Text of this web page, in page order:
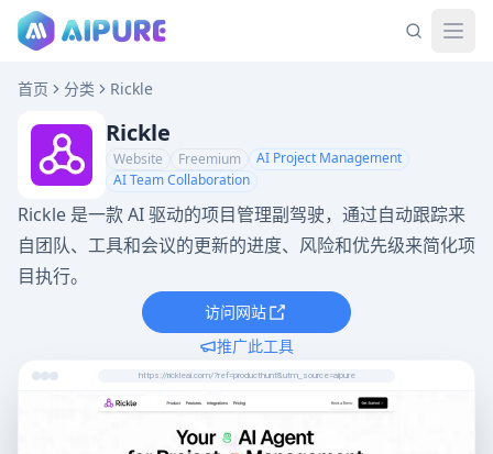
首页 分类 Rickle
Rickle
Website Freemium
AI Project Management
AI Team Collaboration
Rickle 是一款 AI 驱动的项目管理副驾驶，通过自动跟踪来
自团队、工具和会议的更新的进度、风险和优先级来简化项
目执行。
访问网站
推广此工具
https://rickleai.com/?ref=producthunt&utm_source=aipure